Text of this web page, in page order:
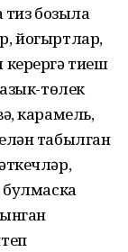
тиз бозыла
йогыртлар,
тиеш
төлек
карамель,
табылган